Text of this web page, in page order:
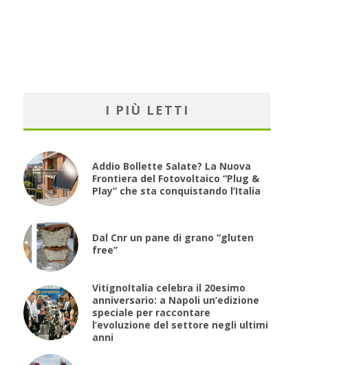
I PIÙ LETTI
Addio Bollette Salate? La Nuova
Frontiera del Fotovoltaico “Plug &
Play” che sta conquistando l’Italia
Dal Cnr un pane di grano “gluten
free”
VitignoItalia celebra il 20esimo
anniversario: a Napoli un’edizione
speciale per raccontare
l’evoluzione del settore negli ultimi
anni